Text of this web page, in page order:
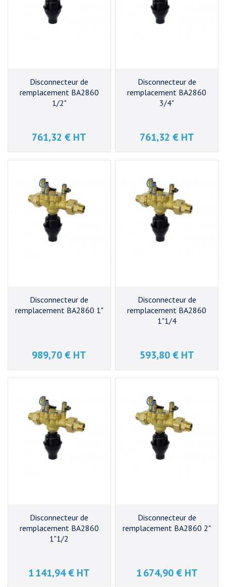
Disconnecteur de
remplacement BA2860
1/2"
Prix
761,32 € HT
Disconnecteur de
remplacement BA2860
3/4"
Prix
761,32 € HT
Disconnecteur de
remplacement BA2860 1"
Prix
989,70 € HT
Disconnecteur de
remplacement BA2860
1"1/4
Prix
593,80 € HT
Disconnecteur de
remplacement BA2860
1"1/2
Prix
1 141,94 € HT
Disconnecteur de
remplacement BA2860 2"
Prix
1 674,90 € HT